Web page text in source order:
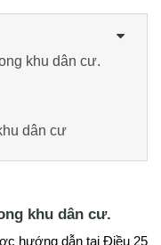
khu dân cư.
dân cư
khu dân cư.
hướng dẫn tại Điều 25